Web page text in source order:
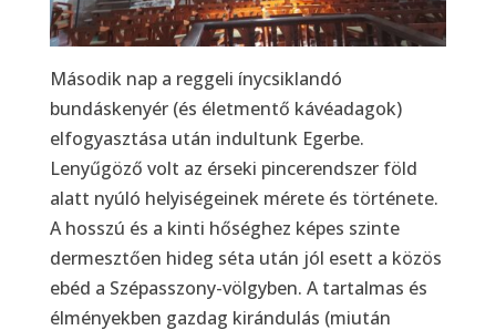
Második nap a reggeli ínycsiklandó
bundáskenyér (és életmentő kávéadagok)
elfogyasztása után indultunk Egerbe.
Lenyűgöző volt az érseki pincerendszer föld
alatt nyúló helyiségeinek mérete és története.
A hosszú és a kinti hőséghez képes szinte
dermesztően hideg séta után jól esett a közös
ebéd a Szépasszony-völgyben. A tartalmas és
élményekben gazdag kirándulás (miután